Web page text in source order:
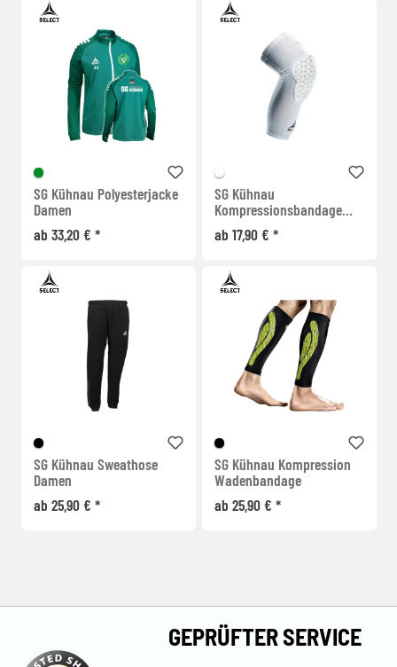
SG Kühnau Polyesterjacke
Damen
ab 33,20 € *
SG Kühnau
Kompressionsbandage
Knie lang
ab 17,90 € *
SG Kühnau Sweathose
Damen
ab 25,90 € *
SG Kühnau Kompression
Wadenbandage
ab 25,90 € *
GEPRÜFTER SERVICE